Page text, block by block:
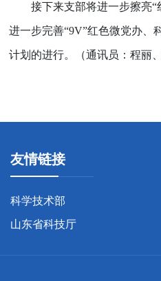
接下来支部将进一步擦亮“
进一步完善“9V”红色微党办、
计划的进行。（通讯员：程丽、
友情链接
科学技术部
山东省科技厅